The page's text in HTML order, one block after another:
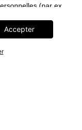
(par ex.
de suivi ou la
mais également
de suivi seront alors
Accepter